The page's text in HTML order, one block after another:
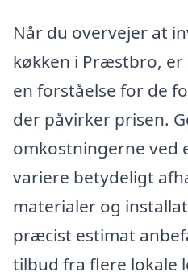
Når du overvejer at
køkken i Præstbro,
en forståelse for de
der påvirker prisen.
omkostningerne ved
variere betydeligt
materialer og
præcist estimat
tilbud fra flere lokale